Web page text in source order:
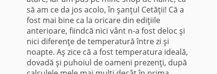
să am ce da jos acolo, în şanţul Cetăţii! Că a
fost mai bine ca la oricare din ediţiile
anterioare, fiindcă nici vânt n-a fost deloc şi
nici diferenţe de temperatură între zi şi
noapte. Aş zice că a fost temperatura ideală,
dovadă şi puhoiul de oameni prezenţi, după